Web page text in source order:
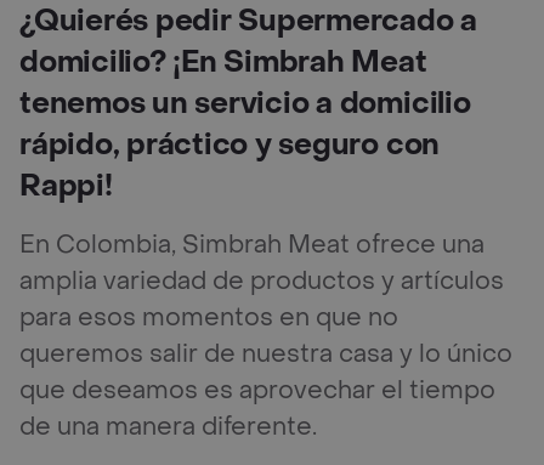
¿Quierés pedir Supermercado a
domicilio? ¡En Simbrah Meat
tenemos un servicio a domicilio
rápido, práctico y seguro con
Rappi!
En Colombia, Simbrah Meat ofrece una
amplia variedad de productos y artículos
para esos momentos en que no
queremos salir de nuestra casa y lo único
que deseamos es aprovechar el tiempo
de una manera diferente.